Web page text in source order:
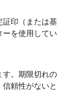
証印（または基
ーを使用してい
す。期限切れの
信頼性がないと